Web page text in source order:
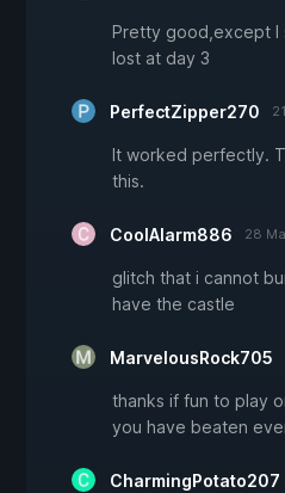
Pretty good,except I
lost at day 3
PerfectZipper270
It worked perfectly.
this.
CoolAlarm886 28
glitch that i cannot
have the castle
MarvelousRock705
thanks if fun to play
you have beaten
CharmingPotato207